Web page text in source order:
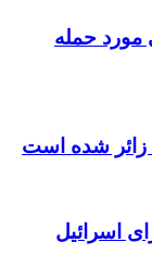
برق تهران: کاهش ۱۰ درصدی مصرف